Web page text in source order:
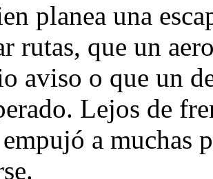
planea una
rutas, que un
aviso o que un
Lejos de
a muchas